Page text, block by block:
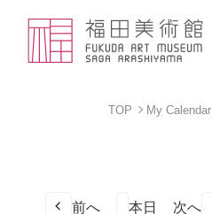
TOP My Calendar
前へ 本日 次へ